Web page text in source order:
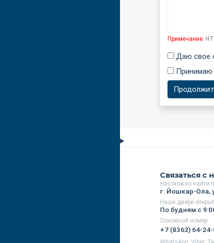
Примечание:
Даю свое
Принимаю
Связаться с
Нас можно найти
г. Йошкар-Ола,
Наши двери
По будням с
Основной номер
+7 (8362) 64-